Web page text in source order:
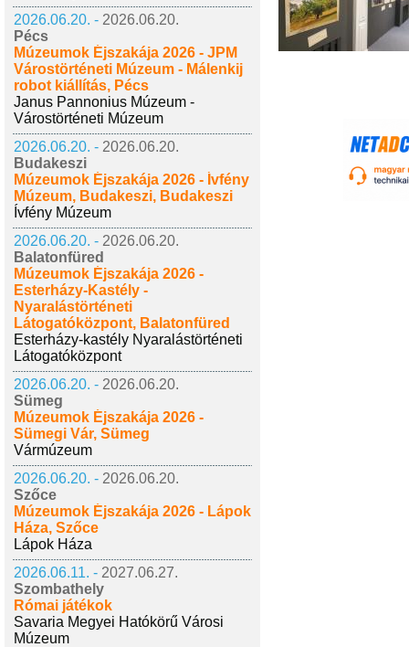
2026.06.20. - 2026.06.20.
Pécs
Múzeumok Éjszakája 2026 - JPM
Várostörténeti Múzeum - Málenkij
robot kiállítás, Pécs
Janus Pannonius Múzeum -
Várostörténeti Múzeum
2026.06.20. - 2026.06.20.
Budakeszi
Múzeumok Éjszakája 2026 - Ívfény
Múzeum, Budakeszi, Budakeszi
Ívfény Múzeum
2026.06.20. - 2026.06.20.
Balatonfüred
Múzeumok Éjszakája 2026 -
Esterházy-Kastély -
Nyaralástörténeti
Látogatóközpont, Balatonfüred
Esterházy-kastély Nyaralástörténeti
Látogatóközpont
2026.06.20. - 2026.06.20.
Sümeg
Múzeumok Éjszakája 2026 -
Sümegi Vár, Sümeg
Vármúzeum
2026.06.20. - 2026.06.20.
Szőce
Múzeumok Éjszakája 2026 - Lápok
Háza, Szőce
Lápok Háza
2026.06.11. - 2027.06.27.
Szombathely
Római játékok
Savaria Megyei Hatókörű Városi
Múzeum